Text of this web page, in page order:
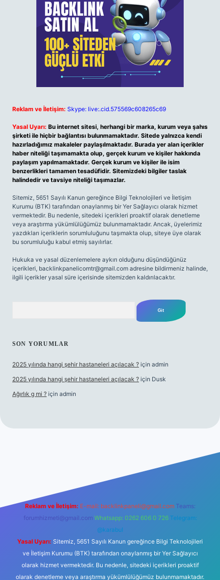
Reklam ve İletişim: Skype: live:.cid.575569c608265c69
Yasal Uyarı: Bu internet sitesi, herhangi bir marka, kurum veya şahıs
şirketi ile hiçbir bağlantısı bulunmamaktadır. Sitede yalnızca kendi
hazırladığımız makaleler paylaşılmaktadır. Burada yer alan içerikler
haber niteliği taşımamakta olup, gerçek kurum ve kişiler hakkında
paylaşım yapılmamaktadır. Gerçek kurum ve kişiler ile isim
benzerlikleri tamamen tesadüfidir. Sitemizdeki bilgiler taslak
halindedir ve tavsiye niteliği taşımazlar.
Sitemiz, 5651 Sayılı Kanun gereğince Bilgi Teknolojileri ve İletişim
Kurumu (BTK) tarafından onaylanmış bir Yer Sağlayıcı olarak hizmet
vermektedir. Bu nedenle, sitedeki içerikleri proaktif olarak denetleme
veya araştırma yükümlülüğümüz bulunmamaktadır. Ancak, üyelerimiz
yazdıkları içeriklerin sorumluluğunu taşımakta olup, siteye üye olarak
bu sorumluluğu kabul etmiş sayılırlar.
Hukuka ve yasal düzenlemelere aykırı olduğunu düşündüğünüz
içerikleri, backlinkpanelicomtr@gmail.com adresine bildirmeniz halinde,
ilgili içerikler yasal süre içerisinde sitemizden kaldırılacaktır.
SON YORUMLAR
2025 yılında hangi şehir hastaneleri açılacak ? için admin
2025 yılında hangi şehir hastaneleri açılacak ? için Dusk
Ağırlık g mi ? için admin
Reklam ve İletişim: E-mail: backlinkpaneli@gmail.com Teams:
forumhizmeti@gmail.com Whatsapp: 0262 606 0 726 Telegram:
@karabul
Yasal Uyarı: Sitemiz, 5651 Sayılı Kanun gereğince Bilgi Teknolojileri
ve İletişim Kurumu (BTK) tarafından onaylanmış bir Yer Sağlayıcı
olarak hizmet vermektedir. Bu nedenle, sitedeki içerikleri proaktif
olarak denetleme veya araştırma yükümlülüğümüz bulunmamaktadır.